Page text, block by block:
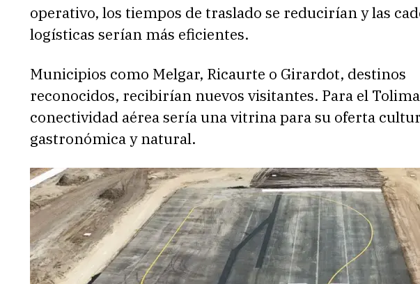
operativo, los tiempos de traslado se reducirían y las
logísticas serían más eficientes.
Municipios como Melgar, Ricaurte o Girardot, destinos
reconocidos, recibirían nuevos visitantes. Para el
conectividad aérea sería una vitrina para su oferta
gastronómica y natural.